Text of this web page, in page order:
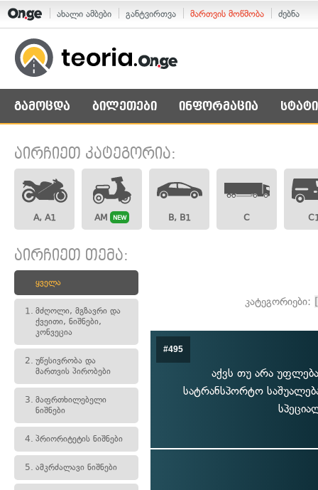
ახალი ამბები განტვირთვა მართვის მოწმობა ძებნა
გამოცდა ბილეთები ინფორმაცია
აირჩიეთ კატეგორია:
A, A1 AM NEW B, B1 C
აირჩიეთ თემა:
ყველა
1. მძღოლი, მგზავრი და
ქვეითი, ნიშნები,
კონვეცია
2. უწესივრობა და
მართვის პირობები
3. მაფრთხილებელი
ნიშნები
4. პრიორიტეტის ნიშნები
5. ამკრძალავი ნიშნები
კატეგორიები:
#495
აქვს თუ არა
სატრანსპორტო